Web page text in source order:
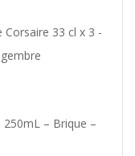
Corsaire 33 cl x 3 -
– Brique –